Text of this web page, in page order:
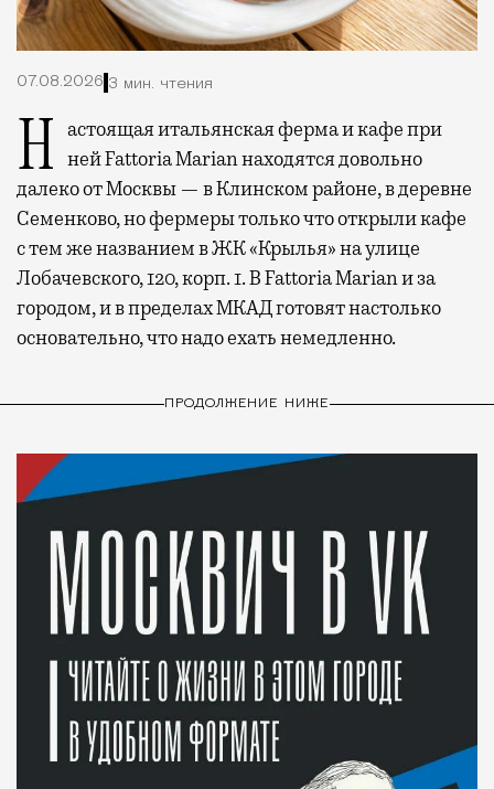
07.08.2026 3 мин. чтения
Настоящая итальянская ферма и кафе при ней Fattoria Marian находятся довольно
далеко от Москвы — в Клинском районе, в деревне
Семенково, но фермеры только что открыли кафе
с тем же названием в ЖК «Крылья» на улице
Лобачевского, 120, корп. 1. В Fattoria Marian и за
городом, и в пределах МКАД готовят настолько
основательно, что надо ехать немедленно.
ПРОДОЛЖЕНИЕ НИЖЕ